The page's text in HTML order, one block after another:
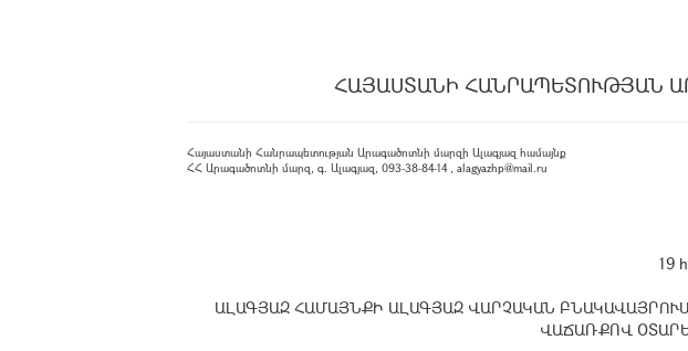
ՀԱՅԱՍՏԱՆԻ ՀԱՆՐԱՊԵՏՈՒԹՅԱՆ
Հայաստանի Հանրապետության Արագածոտնի մարզի Ալագյազ համայնք
ՀՀ Արագածոտնի մարզ, գ. Ալագյազ, 093-38-84-14 , alagyazhp@mail.ru
19
ԱԼԱԳՅԱԶ ՀԱՄԱՅՆՔԻ ԱԼԱԳՅԱԶ ՎԱՐՉԱԿԱՆ
ՎԱՃԱՌՔՈՎ